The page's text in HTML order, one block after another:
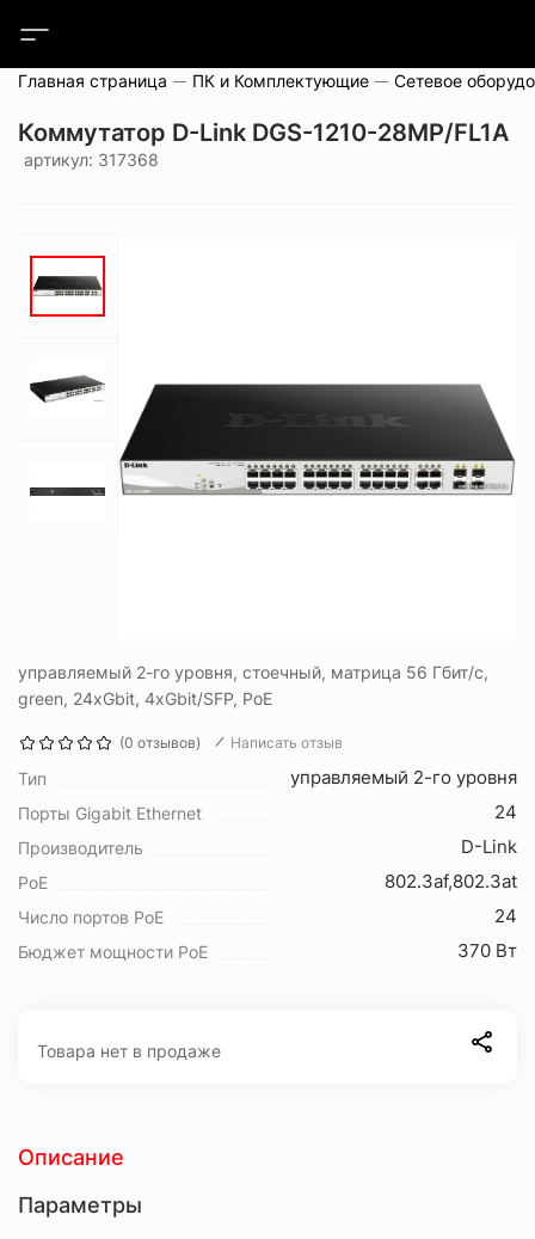
Главная страница ПК и Комплектующие Сетевое
Коммутатор D-Link DGS-1210-28MP/FL1A
артикул: 317368
управляемый 2-го уровня, стоечный, матрица 56 Гбит/с,
green, 24xGbit, 4xGbit/SFP, PoE
(0 отзывов) Написать отзыв
Тип управляемый 2-го уровня
Порты Gigabit Ethernet 24
Производитель D-Link
PoE 802.3af,802.3at
Число портов PoE 24
Бюджет мощности PoE 370 Вт
Товара нет в продаже
Описание
Параметры